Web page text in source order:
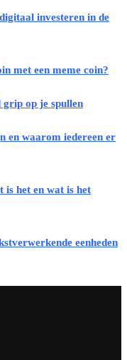
investeren in de
met een meme coin?
op je spullen
en waarom iedereen er
is het en wat is het
eenheden